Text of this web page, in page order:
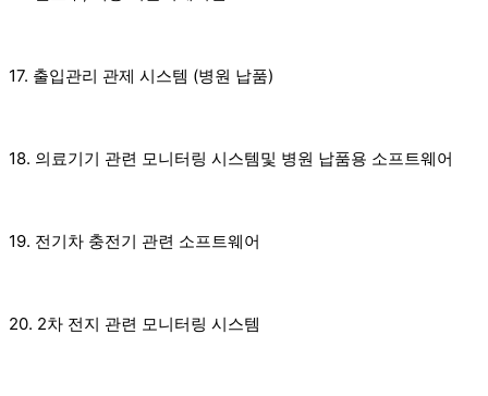
17. 출입관리 관제 시스템 (병원 납품)
18. 의료기기 관련 모니터링 시스템및 병원 납품용 소프트웨어
19. 전기차 충전기 관련 소프트웨어
20. 2차 전지 관련 모니터링 시스템